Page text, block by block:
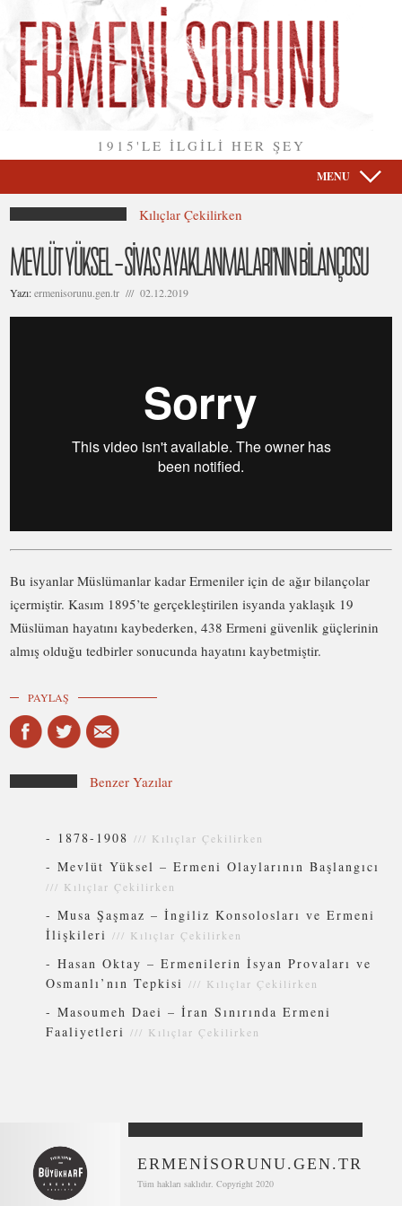
1915'LE İLGİLİ HER ŞEY
MENU
Kılıçlar Çekilirken
MEVLÜT YÜKSEL – SİVAS AYAKLANMALARI’NIN BİLANÇOSU
Yazı:ermenisorunu.gen.tr /// 02.12.2019
Bu isyanlar Müslümanlar kadar Ermeniler için de ağır bilançolar
içermiştir. Kasım 1895’te gerçekleştirilen isyanda yaklaşık 19
Müslüman hayatını kaybederken, 438 Ermeni güvenlik güçlerinin
almış olduğu tedbirler sonucunda hayatını kaybetmiştir.
PAYLAŞ
Benzer Yazılar
- 1878-1908 /// Kılıçlar Çekilirken
-Mevlüt Yüksel – Ermeni Olaylarının Başlangıcı
/// Kılıçlar Çekilirken
-Musa Şaşmaz – İngiliz Konsolosları ve Ermeni
İlişkileri /// Kılıçlar Çekilirken
-Hasan Oktay – Ermenilerin İsyan Provaları ve
Osmanlı’nın Tepkisi /// Kılıçlar Çekilirken
-Masoumeh Daei – İran Sınırında Ermeni
Faaliyetleri /// Kılıçlar Çekilirken
ERMENİSORUNU.GEN.TR
Tüm hakları saklıdır. Copyright 2020